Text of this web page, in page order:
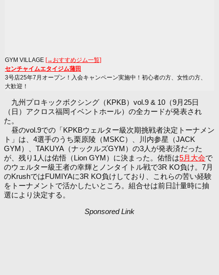
GYM VILLAGE [→おすすめジム一覧]
センチャイムエタイジム蒲田
3号店25年7月オープン！入会キャンペーン実施中！初心者の方、女性の方、
大歓迎！
九州プロキックボクシング（KPKB）vol.9 & 10（9月25日
（日）アクロス福岡イベントホール）の全カードが発表され
た。
昼のvol.9での「KPKBウェルター級次期挑戦者決定トーナメン
ト」は、4選手のうち栗原陵（MSKC）、川内参星（JACK
GYM）、TAKUYA（ナックルズGYM）の3人が発表済だった
が、残り1人は佑悟（Lion GYM）に決まった。佑悟は5月大会で
のウェルター級王者の幸輝とノンタイトル戦で3R KO負け。7月
のKrushではFUMIYAに3R KO負けしており、これらの苦い経験
をトーナメントで活かしたいところ。組合せは前日計量時に抽
選により決定する。
Sponsored Link